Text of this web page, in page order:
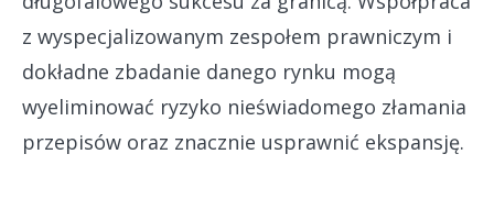
z wyspecjalizowanym zespołem prawniczym i
dokładne zbadanie danego rynku mogą
wyeliminować ryzyko nieświadomego złamania
przepisów oraz znacznie usprawnić ekspansję.